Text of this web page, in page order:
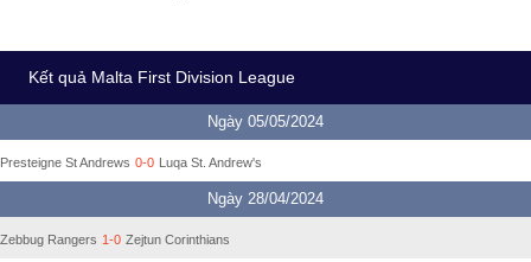
Kết quả Malta First Division League
Ngày 05/05/2024
Presteigne St Andrews 0-0 Luqa St. Andrew's
Ngày 28/04/2024
Zebbug Rangers 1-0 Zejtun Corinthians